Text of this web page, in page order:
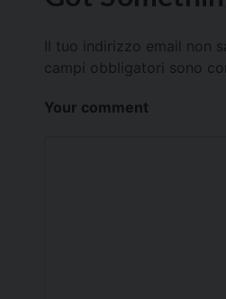
Il tuo indirizzo email non
campi obbligatori sono
Your comment